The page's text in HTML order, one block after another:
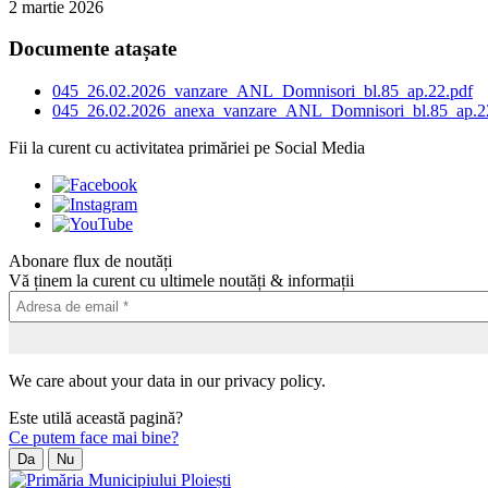
2 martie 2026
Documente atașate
045_26.02.2026_vanzare_ANL_Domnisori_bl.85_ap.22.pdf
Fii la curent cu activitatea primăriei pe Social Media
Abonare flux de noutăți
Vă ținem la curent cu ultimele noutăți & informații
We care about your data in our privacy policy.
Este utilă această pagină?
Ce putem face mai bine?
Da Nu